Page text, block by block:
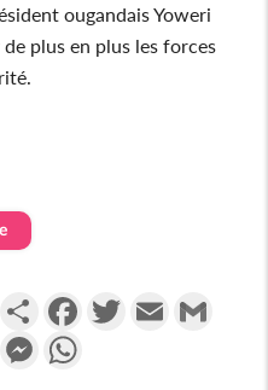
ougandais Yoweri
plus en plus les forces
PartagerFacebookTwitterEmail
Messenger